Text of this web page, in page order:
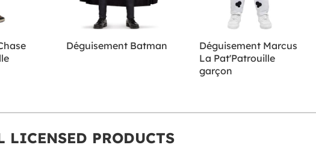
Déguisement Batman
Déguisement Marcus
La Pat'Patrouille
garçon
LICENSED PRODUCTS